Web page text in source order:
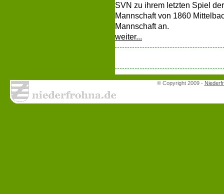
SVN zu ihrem letzten Spiel
Mannschaft von 1860
Mannschaft an.
weiter...
© Copyright 2009 -